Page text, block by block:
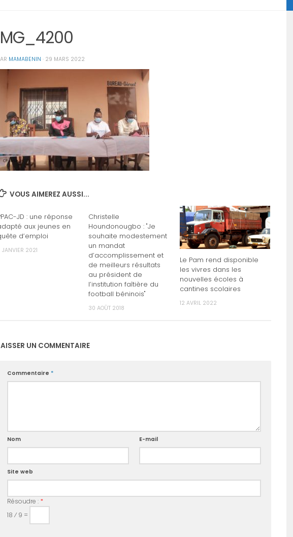
MAMABENIN · 29 MARS 2022
VOUS AIMEREZ AUSSI...
JD : une réponse
aux jeunes en
d’emploi
JANVIER 2021
Christelle
Houndonougbo : "Je
souhaite modestement
un mandat
d’accomplissement et
de meilleurs résultats
au président de
l’institution faîtière du
football béninois"
30 AOÛT 2018
Le Pam rend disponible
les vivres dans les
nouvelles écoles à
cantines scolaires
12 AVRIL 2022
UN COMMENTAIRE
Commentaire *
Nom E-mail
Site web
Résoudre : *
18 ⁄ 9 =